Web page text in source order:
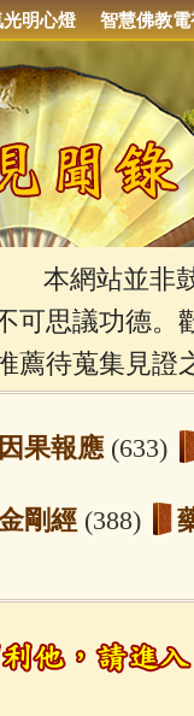
光明心燈 智慧佛教電
本網站並非鼓
可思議功德。
薦待蒐集見證
因果報應 (633)
剛經 (388)
藏經(225)
聖救度佛母(